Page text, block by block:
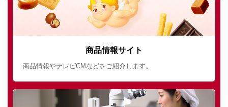
商品情報サイト
商品情報やテレビCMなどをご紹介します。